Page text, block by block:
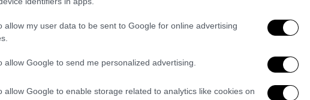
allow my user data to be sent to Google for online advertising
allow Google to send me personalized advertising.
allow Google to enable storage related to analytics like cookies on